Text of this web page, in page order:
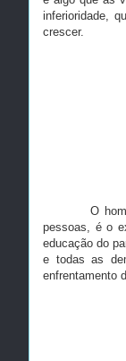
inferioridade,
crescer.
O homem
pessoas, é o
educação do
e todas as
enfrentamento